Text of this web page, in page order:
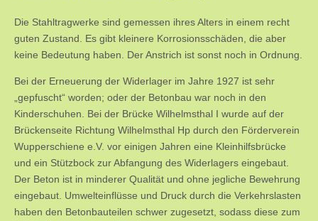
Die Stahltragwerke sind gemessen ihres Alters in einem recht
guten Zustand. Es gibt kleinere Korrosionsschäden, die aber
keine Bedeutung haben. Der Anstrich ist sonst noch in Ordnung.
Bei der Erneuerung der Widerlager im Jahre 1927 ist sehr
„gepfuscht“ worden; oder der Betonbau war noch in den
Kinderschuhen. Bei der Brücke Wilhelmsthal I wurde auf der
Brückenseite Richtung Wilhelmsthal Hp durch den Förderverein
Wupperschiene e.V. vor einigen Jahren eine Kleinhilfsbrücke
und ein Stützbock zur Abfangung des Widerlagers eingebaut.
Der Beton ist in minderer Qualität und ohne jegliche Bewehrung
eingebaut. Umwelteinflüsse und Druck durch die Verkehrslasten
haben den Betonbauteilen schwer zugesetzt, sodass diese zum